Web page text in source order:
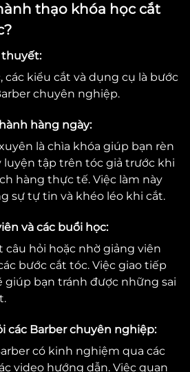
thạo khóa học cắt
thuyết:
các kiểu cắt và dụng cụ là bước
chuyên nghiệp.
hàng ngày:
là chìa khóa giúp bạn rèn
luyện tập trên tóc giả trước khi
hàng thực tế. Việc làm này
sự tự tin và khéo léo khi cắt.
và các buổi học:
hỏi hoặc nhờ giảng viên
bước cắt tóc. Việc giao tiếp
giúp bạn tránh được những sai
các Barber chuyên nghiệp:
có kinh nghiệm qua các
video hướng dẫn. Việc quan